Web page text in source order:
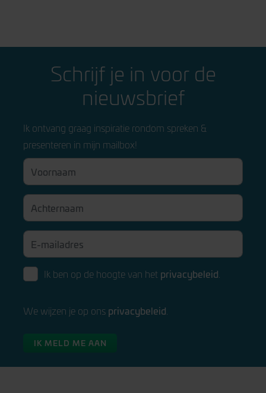
Schrijf je in voor de
nieuwsbrief
Ik ontvang graag inspiratie rondom spreken &
presenteren in mijn mailbox!
Ik ben op de hoogte van het privacybeleid
We wijzen je op ons privacybeleid
IK MELD ME AAN